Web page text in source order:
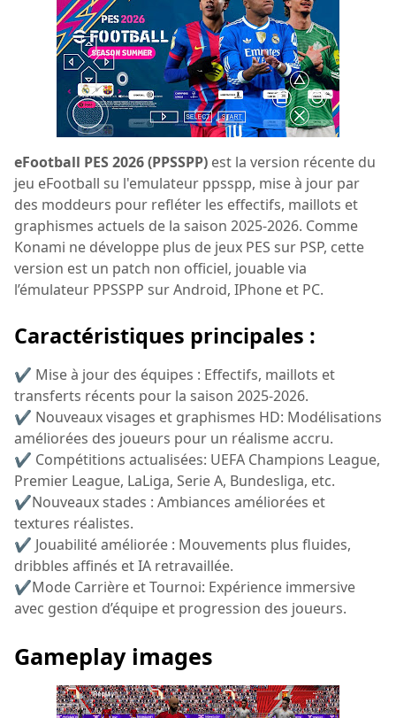
eFootball PES 2026 (PPSSPP) est la version récente du
jeu eFootball su l'emulateur ppsspp, mise à jour par
des moddeurs pour refléter les effectifs, maillots et
graphismes actuels de la saison 2025-2026. Comme
Konami ne développe plus de jeux PES sur PSP, cette
version est un patch non officiel, jouable via
l’émulateur PPSSPP sur Android, IPhone et PC.
Caractéristiques principales :
✔ Mise à jour des équipes : Effectifs, maillots et
transferts récents pour la saison 2025-2026.
✔ Nouveaux visages et graphismes HD: Modélisations
améliorées des joueurs pour un réalisme accru.
✔ Compétitions actualisées: UEFA Champions League,
Premier League, LaLiga, Serie A, Bundesliga, etc.
✔Nouveaux stades : Ambiances améliorées et
textures réalistes.
✔ Jouabilité améliorée : Mouvements plus fluides,
dribbles affinés et IA retravaillée.
✔Mode Carrière et Tournoi: Expérience immersive
avec gestion d’équipe et progression des joueurs.
Gameplay images